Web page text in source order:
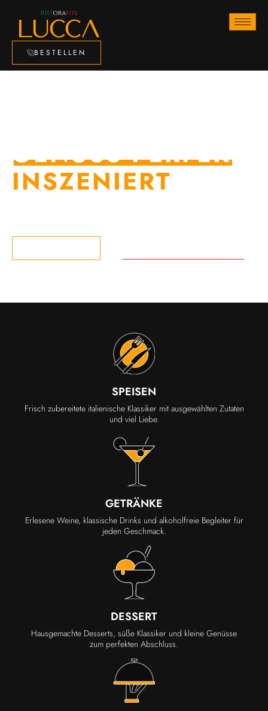
BESTELLEN
GENUSS PERFEKT
INSZENIERT
SPEISEN
Frisch zubereitete italienische Klassiker mit ausgewählten Zutaten
und viel Liebe.
GETRÄNKE
Erlesene Weine, klassische Drinks und alkoholfreie Begleiter für
jeden Geschmack.
DESSERT
Hausgemachte Desserts, süße Klassiker und kleine Genüsse
zum perfekten Abschluss.